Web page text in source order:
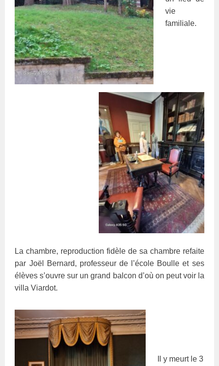
vie
familiale.
La chambre, reproduction fidèle de sa chambre refaite
par Joël Bernard, professeur de l’école Boulle et ses
élèves s’ouvre sur un grand balcon d’où on peut voir la
villa Viardot.
Il y meurt le 3